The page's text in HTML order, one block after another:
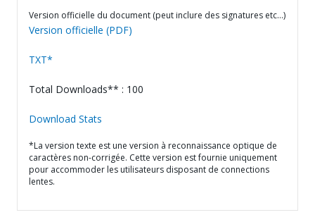
Version officielle du document (peut inclure des signatures etc…)
Version officielle (PDF)
TXT*
Total Downloads** : 100
Download Stats
*La version texte est une version à reconnaissance optique de
caractères non-corrigée. Cette version est fournie uniquement
pour accommoder les utilisateurs disposant de connections
lentes.